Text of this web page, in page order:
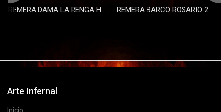
REMERA DAMA LA RENGA HURACAN 2 - NEGRA REMERA BARCO ROSARIO 2022 DAMA
Arte Infernal
Inicio